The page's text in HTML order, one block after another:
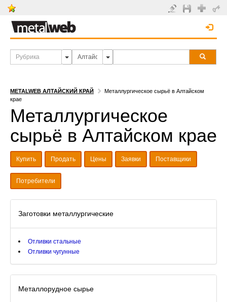
METALWEB АЛТАЙСКИЙ КРАЙ
Металлургическое сырьё в Алтайском
крае
Металлургическое
сырьё в Алтайском крае
Купить Продать Цены Заявки Поставщики
Потребители
Заготовки металлургические
Отливки стальные
Отливки чугунные
Металлорудное сырье